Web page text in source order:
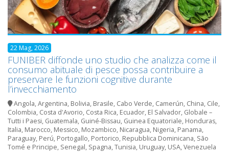
22 Mag, 2026
FUNIBER diffonde uno studio che analizza come il
consumo abituale di pesce possa contribuire a
preservare le funzioni cognitive durante
l’invecchiamento
Angola,Argentina, Bolivia, Brasile, Cabo Verde, Camerún, China, Cile,
Colombia, Costa d'Avorio, Costa Rica, Ecuador, El Salvador, Globale –
Tutti i Paesi, Guatemala, Guiné-Bissau, Guinea Equatoriale, Honduras,
Italia, Marocco, Messico, Mozambico, Nicaragua, Nigeria, Panama,
Paraguay, Perú, Portogallo, Portorico, Repubblica Dominicana, São
Tomé e Principe, Senegal, Spagna,Tunisia, Uruguay, USA,Venezuela